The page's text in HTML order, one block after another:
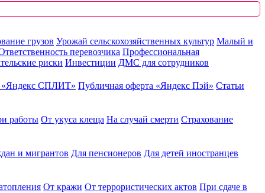
грузов Урожай сельскохозяйственных культур Малый и
перевозчика Профессиональная
риски Инвестиции ДМС для сотрудников
«Яндекс СПЛИТ» Публичная оферта «Яндекс Пэй» Статьи
работы От укуса клеща На случай смерти Страхование
и мигрантов Для пенсионеров Для детей иностранцев
От кражи От террористических актов При сдаче в